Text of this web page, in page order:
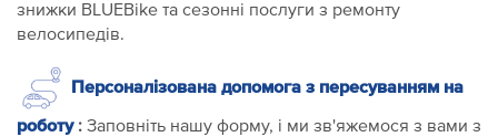
знижки BLUEBike та сезонні послуги з ремонту
велосипедів.
Персоналізована допомога з пересуванням на
роботу : Заповніть нашу форму, і ми зв'яжемося з вами з